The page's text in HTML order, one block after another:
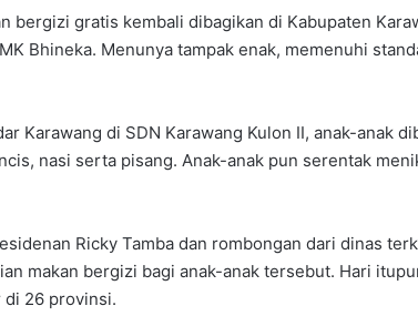
bergizi gratis kembali dibagikan di Kabupaten
Bhineka. Menunya tampak enak, memenuhi
Karawang di SDN Karawang Kulon II, anak-anak
nasi serta pisang. Anak-anak pun serentak
Ricky Tamba dan rombongan dari dinas
makan bergizi bagi anak-anak tersebut. Hari
di 26 provinsi.